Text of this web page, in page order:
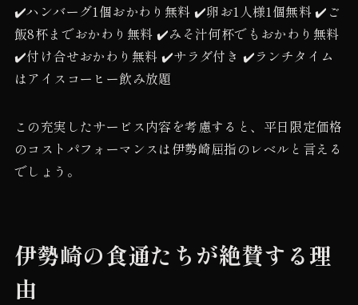
✔️ハンバーグ1個おかわり無料 ✔️卵お1人様1個無料 ✔️ご
飯8杯までおかわり無料 ✔️みそ汁何杯でもおかわり無料
✔️付け合せおかわり無料 ✔️サラダ付き ✔️ランチタイム
はアイスコーヒー飲み放題
この充実したサービス内容を考慮すると、平日限定価格
のコストパフォーマンスは伊勢崎屈指のレベルと言える
でしょう。
伊勢崎の食通たちが絶賛する理
由